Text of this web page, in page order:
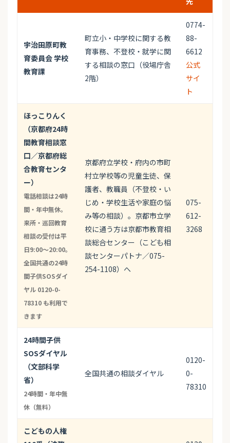
宇治田原町教
育委員会 学校
教育課
町立小・中学校に関する教
育事務、不登校・就学に関
する相談の窓口（役場庁舎
2階）
0774-
88-
6612
公式
サイ
ト
ほっこりんく
（京都府24時
間教育相談窓
口／京都府総
合教育センタ
ー）
電話相談は24時
間・年中無休。
来所・巡回教育
相談の受付は平
日9:00〜20:00。
全国共通の24時
間子供SOSダイ
ヤル 0120-0-
78310 も利用で
きます
京都府立学校・府内の市町
村立学校等の児童生徒、保
護者、教職員（不登校・い
じめ・学校生活や家庭の悩
み等の相談）。京都市立学
校に通う方は京都市教育相
談総合センター（こども相
談センターパトナ／075-
254-1108）へ
075-
612-
3268
24時間子供
SOSダイヤル
（文部科学
省）
24時間・年中無
休（無料）
全国共通の相談ダイヤル
0120-
0-
78310
こどもの人権